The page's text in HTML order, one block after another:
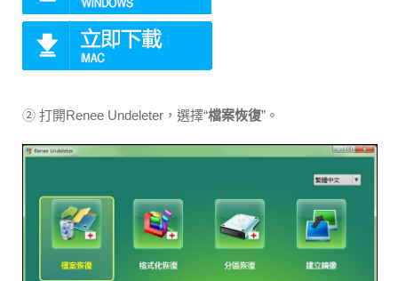
② 打開Renee Undeleter，選擇“檔案恢復”。